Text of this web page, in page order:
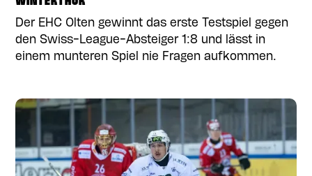
Der EHC Olten gewinnt das erste Testspiel gegen
den Swiss-League-Absteiger 1:8 und lässt in
einem munteren Spiel nie Fragen aufkommen.